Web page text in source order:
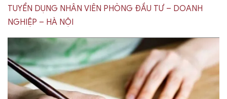
TUYỂN DỤNG NHÂN VIÊN PHÒNG ĐẦU TƯ – DOANH
NGHIỆP – HÀ NỘI